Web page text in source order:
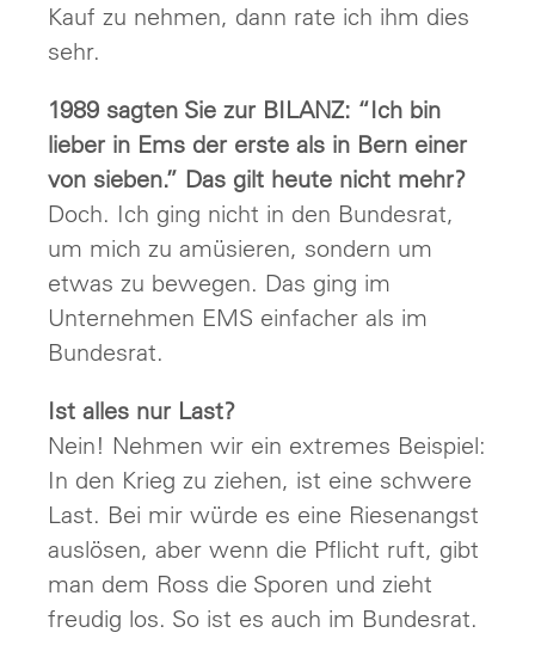
Kauf zu nehmen, dann rate ich ihm dies
sehr.
1989 sagten Sie zur BILANZ: “Ich bin
lieber in Ems der erste als in Bern einer
von sieben.” Das gilt heute nicht mehr?
Doch. Ich ging nicht in den Bundesrat,
um mich zu amüsieren, sondern um
etwas zu bewegen. Das ging im
Unternehmen EMS einfacher als im
Bundesrat.
Ist alles nur Last?
Nein! Nehmen wir ein extremes Beispiel:
In den Krieg zu ziehen, ist eine schwere
Last. Bei mir würde es eine Riesenangst
auslösen, aber wenn die Pflicht ruft, gibt
man dem Ross die Sporen und zieht
freudig los. So ist es auch im Bundesrat.